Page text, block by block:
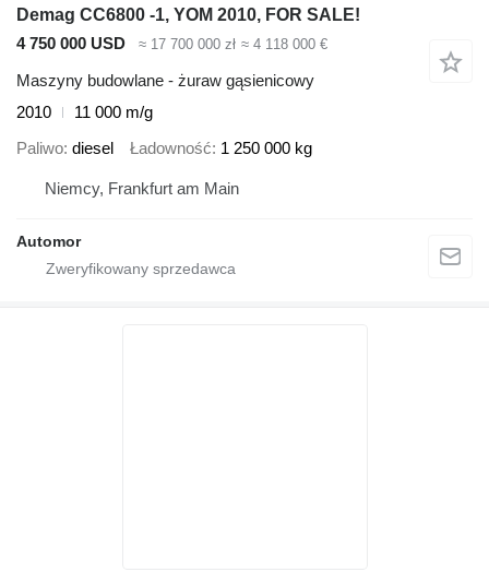
Demag CC6800 -1, YOM 2010, FOR SALE!
4 750 000 USD
≈ 17 700 000 zł ≈ 4 118 000 €
Maszyny budowlane - żuraw gąsienicowy
2010
11 000 m/g
Paliwo diesel Ładowność 1 250 000 kg
Niemcy, Frankfurt am Main
Automor